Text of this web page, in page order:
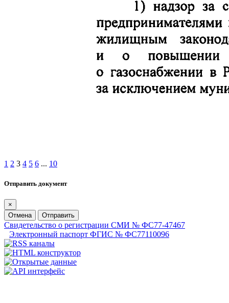
1 2 3 4 5 6 ... 10
Отправить документ
×
Отмена
Отправить
Свидетельство о регистрации СМИ № ФС77-47467
Электронный паспорт ФГИС № ФС77110096